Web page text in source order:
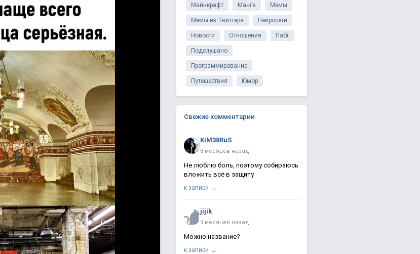
Майнкрафт Манга Мемы
Мемы из Твиттера Нейросети
Новости Отношения Пабг
Подслушано
Программирование
Путешествия Юмор
Свежие комментарии
KiM38RuS
8 месяцев назад
Не люблю боль, поэтому собираюсь
вложить всё в защиту
к записи →
jijik
9 месяцев назад
Можно название?
к записи →